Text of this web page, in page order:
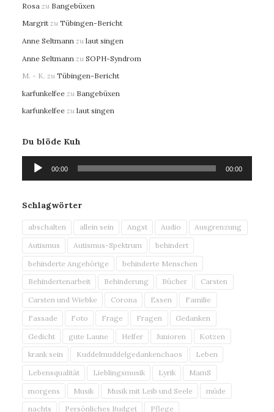
Rosa zu Bangebüxen
Margrit zu Tübingen-Bericht
Anne Seltmann zu laut singen
Anne Seltmann zu SOPH-Syndrom
M. - K. zu Tübingen-Bericht
karfunkelfee zu Bangebüxen
karfunkelfee zu laut singen
Du blöde Kuh
Audio-
Player
00:00 00:00
Schlagwörter
abschalten allein sein Angst Audio
Ausgrenzung
Autismus
Autismus-Spektrum
behindert
behinderte Angehörige
behinderte Menschen
Behindertenarbeit
Behinderung Bücher
Carsten
Carsten und Wiebke
Corona Essen
Familie
Fassade
Foto Frage Fragen
Gedanken
Gedicht
gute Laune Helfer Junioren
Kotzen
krank sein
Kuddelmuddelgedankenchaos
Leben
Lebensqualität
Lieblingsmusik Lyrik
MamS
morgens
Musik Musik mit Leib und Seele
müde
nachts
Persönliches Budget Pflege